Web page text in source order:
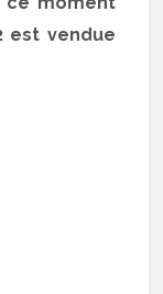
est vendue